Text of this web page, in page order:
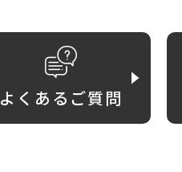
よくあるご質問